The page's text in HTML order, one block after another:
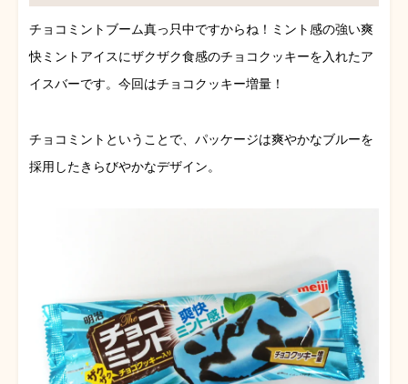
チョコミントブーム真っ只中ですからね！ミント感の強い爽
快ミントアイスにザクザク食感のチョコクッキーを入れたア
イスバーです。今回はチョコクッキー増量！
チョコミントということで、パッケージは爽やかなブルーを
採用したきらびやかなデザイン。